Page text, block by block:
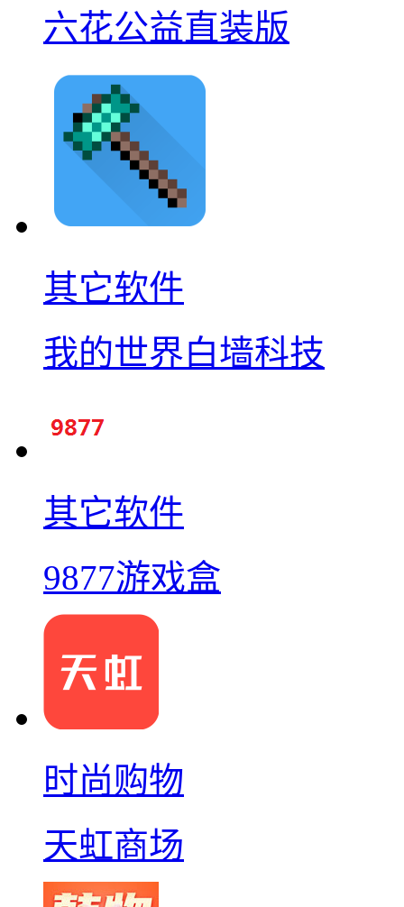
六花公益直装版
其它软件
我的世界白墙科技
其它软件
9877游戏盒
时尚购物
天虹商场